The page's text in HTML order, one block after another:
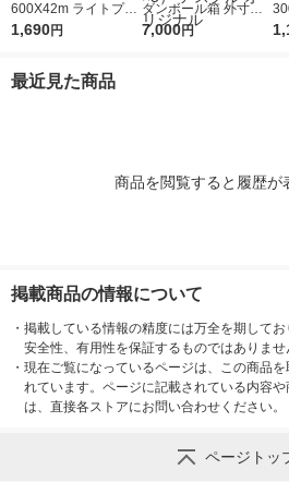
600X42m ライトプチ
(R) 幅600mm×42m巻
1,690円
ダンボール箱 外寸
法：縦20cm×横25cm
7,000円
1
最近見た商品
商品を閲覧すると履歴が
掲載商品の情報について
・ 掲載している情報の精度には万全を期してお
安全性、有用性を保証するものではありませ
・ 現在ご覧になっているページは、この商品
れています。ページに記載されている内容
は、直接各ストアにお問い合わせください。
ページトッ